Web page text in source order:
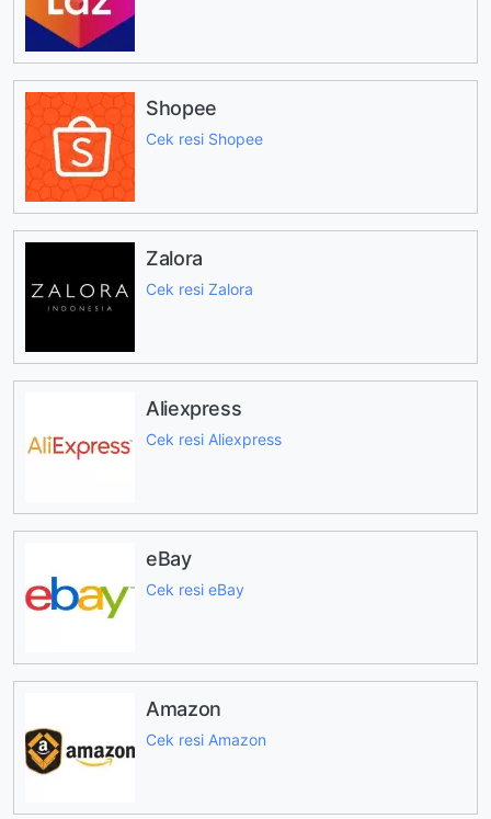
Shopee
Cek resi Shopee
Zalora
Cek resi Zalora
Aliexpress
Cek resi Aliexpress
eBay
Cek resi eBay
Amazon
Cek resi Amazon